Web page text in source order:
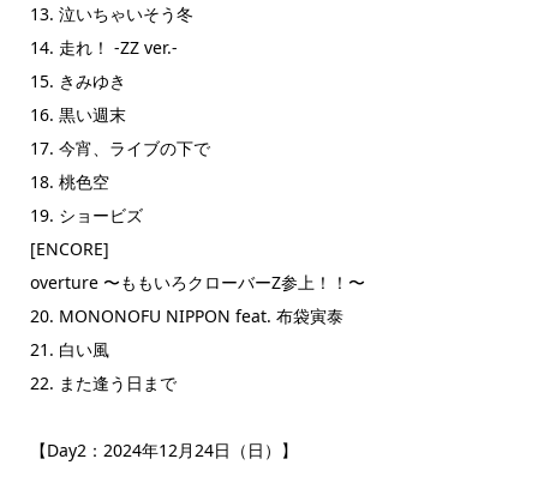
13. 泣いちゃいそう冬
14. 走れ！ -ZZ ver.-
15. きみゆき
16. 黒い週末
17. 今宵、ライブの下で
18. 桃色空
19. ショービズ
[ENCORE]
overture 〜ももいろクローバーZ参上！！〜
20. MONONOFU NIPPON feat. 布袋寅泰
21. 白い風
22. また逢う日まで
【Day2：2024年12月24日（日）】